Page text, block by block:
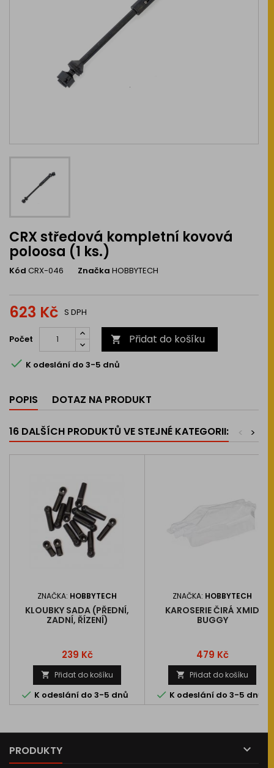
CRX středová kompletní kovová
poloosa (1 ks.)
Kód CRX-046 Značka HOBBYTECH
623 Kč S DPH
Počet  Přidat do košíku
 K odeslání do 3-5 dnů
POPIS DOTAZ NA PRODUKT
16 DALŠÍCH PRODUKTŮ VE STEJNÉ KATEGORII: >
<
ZNAČKA: HOBBYTECH
KLOUBKY SADA (PŘEDNÍ,
ZADNÍ, ŘÍZENÍ)
Cena
239 Kč
 Přidat do košíku
 K odeslání do 3-5 dnů
ZNAČKA: HOBBYTECH
KAROSERIE ČIRÁ XMID
BUGGY
Cena
479 Kč
 Přidat do košíku
 K odeslání do 3-5 dnů
PRODUKTY 